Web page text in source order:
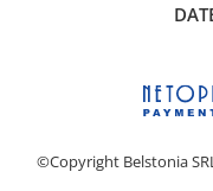
©Copyright Belstonia